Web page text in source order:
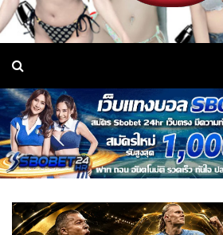
warpx แจกว
TikTok
แบบ เน็ตไอด
สวย อย่
Warpx เปิดวาร์ป สาวสวย ดาวดัง
ไอดอล Vk เด็ดมาก บอกได้ว่า สาวงา